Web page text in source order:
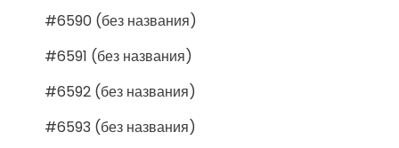
#6590 (без названия)
#6591 (без названия)
#6592 (без названия)
#6593 (без названия)